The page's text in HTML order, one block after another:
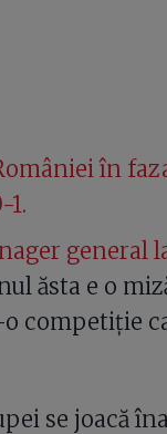
în
1.
general
ăsta e o
competiție
se joacă